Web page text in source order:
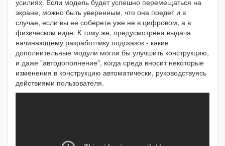
экране, можно быть уверенным, что она поедет и в
случае, если вы ее соберете уже не в цифровом, а в
физическом виде. К тому же, предусмотрена выдача
начинающему разработчику подсказок - какие
дополнительные модули могли бы улучшить конструкцию,
и даже "автодополнение", когда среда вносит некоторые
изменения в конструкцию автоматически, руководствуясь
действиями пользователя.